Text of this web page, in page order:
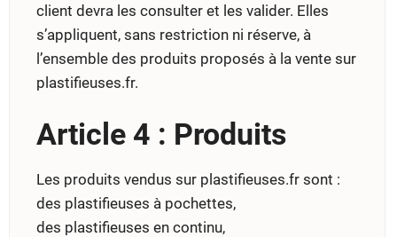
client devra les consulter et les valider. Elles
s’appliquent, sans restriction ni réserve, à
l’ensemble des produits proposés à la vente sur
plastifieuses.fr.
Article 4 : Produits
Les produits vendus sur plastifieuses.fr sont :
des plastifieuses à pochettes,
des plastifieuses en continu,